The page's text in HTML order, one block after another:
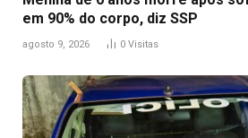
em 90% do corpo, diz SSP
agosto 9, 2026 0 Visitas